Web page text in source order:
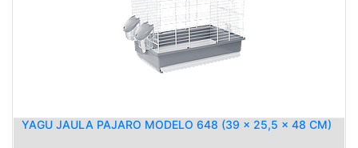
YAGU JAULA PAJARO MODELO 648 (39 x 25,5 x 48 CM)